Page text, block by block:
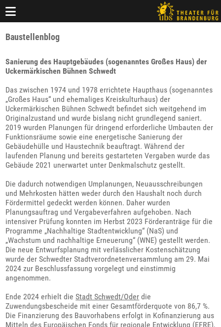
Baustellenblog
Sanierung des Hauptgebäudes (sogenanntes Großes Haus) der
Uckermärkischen Bühnen Schwedt
Das zwischen 1974 und 1978 errichtete Haupthaus (sogenanntes
„Großes Haus“ und ehemaliges Kreiskulturhaus) der
Uckermärkischen Bühnen Schwedt befindet sich weitgehend im
Originalzustand und wurde bislang nicht grundlegend saniert.
2019 wurden Planungen für dringend erforderliche Umbauten der
Funktionsräume sowie eine energetische Sanierung der
Gebäudehülle und Haustechnik beauftragt. Während der
laufenden Planung und bereits gestarteten Vergaben wurde das
Gebäude 2021 unerwartet unter Denkmalschutz gestellt.
Die dadurch notwendigen Umplanungen, Neuausschreibungen
und Mehrkosten hätten weder durch den Haushalt noch durch
Fördermittel gedeckt werden können. Daher wurden
Planungsauftrag und Vergabeverfahren aufgehoben. Nach
intensiver Prüfung konnten im Herbst 2023 Förderanträge für die
Programme „Nachhaltige Stadtentwicklung“ (NaS) und
„Wachstum und nachhaltige Erneuerung“ (WNE) gestellt werden.
Die neue Entwurfsplanung mit verlässlicher Kostenschätzung
wurde der Schwedter Stadtverordnetenversammlung am 29. Mai
2024 zur Beschlussfassung vorgelegt und einstimmig
angenommen.
Ende 2024 erhielt dieStadt Schwedt/Oder die
Zuwendungsbescheide mit einer Gesamtförderquote von 86,7 %.
Die Finanzierung des Bauvorhabens erfolgt in Kofinanzierung aus
Mitteln des Europäischen Fonds für regionale Entwicklung (EFRE),